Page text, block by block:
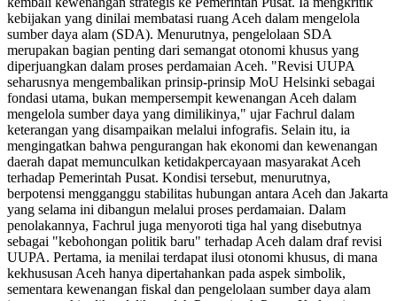
kebijakan yang dinilai membatasi ruang Aceh dalam mengelola
sumber daya alam (SDA). Menurutnya, pengelolaan SDA
merupakan bagian penting dari semangat otonomi khusus yang
diperjuangkan dalam proses perdamaian Aceh. "Revisi UUPA
seharusnya mengembalikan prinsip-prinsip MoU Helsinki sebagai
fondasi utama, bukan mempersempit kewenangan Aceh dalam
mengelola sumber daya yang dimilikinya," ujar Fachrul dalam
keterangan yang disampaikan melalui infografis. Selain itu, ia
mengingatkan bahwa pengurangan hak ekonomi dan kewenangan
daerah dapat memunculkan ketidakpercayaan masyarakat Aceh
terhadap Pemerintah Pusat. Kondisi tersebut, menurutnya,
berpotensi mengganggu stabilitas hubungan antara Aceh dan Jakarta
yang selama ini dibangun melalui proses perdamaian. Dalam
penolakannya, Fachrul juga menyoroti tiga hal yang disebutnya
sebagai "kebohongan politik baru" terhadap Aceh dalam draf revisi
UUPA. Pertama, ia menilai terdapat ilusi otonomi khusus, di mana
kekhususan Aceh hanya dipertahankan pada aspek simbolik,
sementara kewenangan fiskal dan pengelolaan sumber daya alam